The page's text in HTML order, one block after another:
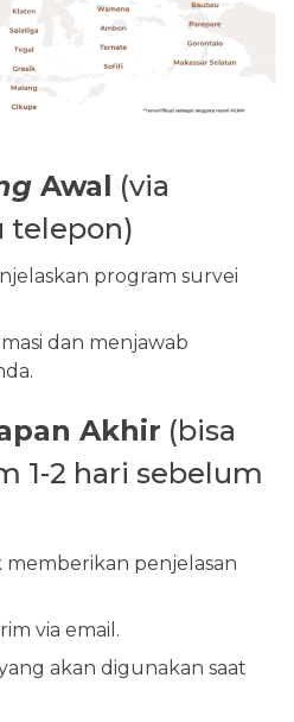
Awal (via
telepon)
program survei
dan menjawab
Akhir (bisa
1-2 hari sebelum
penjelasan
via email.
akan digunakan saat